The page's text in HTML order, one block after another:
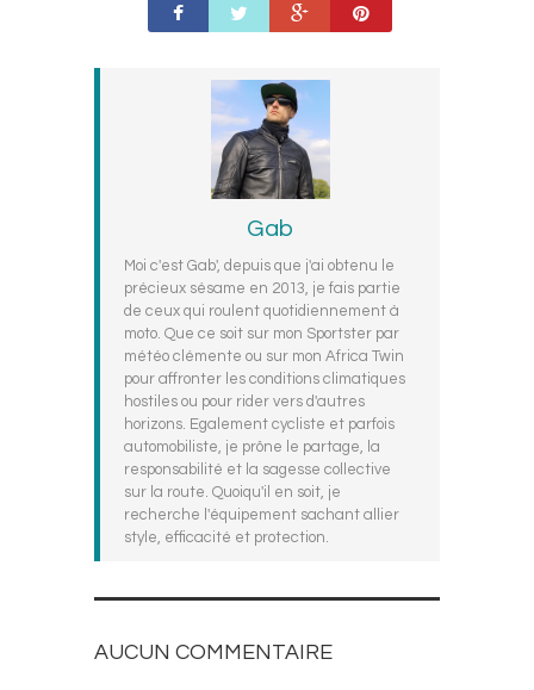
Gab
Moi c'est Gab', depuis que j'ai obtenu le
précieux sésame en 2013, je fais partie
de ceux qui roulent quotidiennement à
moto. Que ce soit sur mon Sportster par
météo clémente ou sur mon Africa Twin
pour affronter les conditions climatiques
hostiles ou pour rider vers d'autres
horizons. Egalement cycliste et parfois
automobiliste, je prône le partage, la
responsabilité et la sagesse collective
sur la route. Quoiqu'il en soit, je
recherche l'équipement sachant allier
style, efficacité et protection.
AUCUN COMMENTAIRE